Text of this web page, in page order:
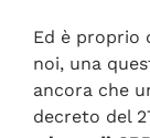
Ed è proprio
noi, una
ancora che
decreto del